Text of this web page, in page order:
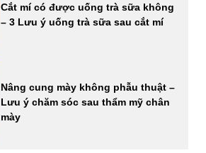
Cắt mí có được uống trà sữa không
– 3 Lưu ý uống trà sữa sau cắt mí
Nâng cung mày không phẫu thuật –
Lưu ý chăm sóc sau thẩm mỹ chân
mày